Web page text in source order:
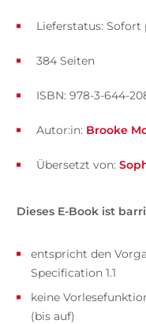
Übersetzt von:
Lieferstatus:
ISBN: 978-3-644-
384 Seiten
Autor:in: Brooke
Dieses E-Book ist
entspricht den
Specification 1.1
keine
(bis auf)